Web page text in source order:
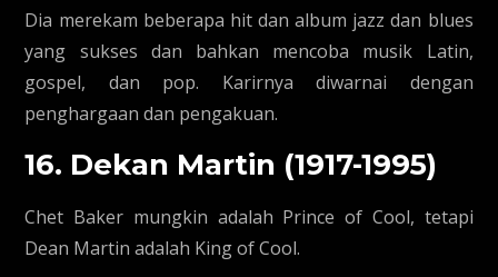
Dia merekam beberapa hit dan album jazz dan blues
yang sukses dan bahkan mencoba musik Latin,
gospel, dan pop. Karirnya diwarnai dengan
penghargaan dan pengakuan.
16. Dekan Martin (1917-1995)
Chet Baker mungkin adalah Prince of Cool, tetapi
Dean Martin adalah King of Cool.